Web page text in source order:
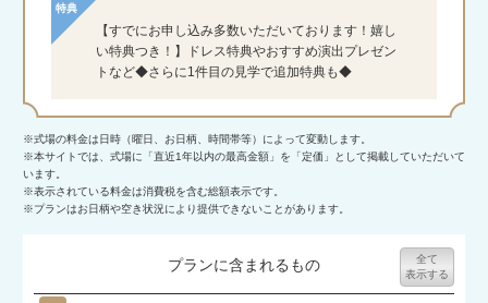
特典
【すでにお申し込み多数いただいております！嬉し
い特典つき！】ドレス特典やおすすめ演出プレゼン
トなど◆さらに1件目の見学で追加特典も◆
※式場の料金は日時（曜日、お日柄、時間帯等）によって変動します。
※本サイトでは、式場に「直近1年以内の最高金額」を「定価」として掲載していただいて
います。
※表示されている料金は消費税を含む総額表示です。
※プランはお日柄や空き状況により提供できないことがあります。
全て
表示する
プランに含まれるもの